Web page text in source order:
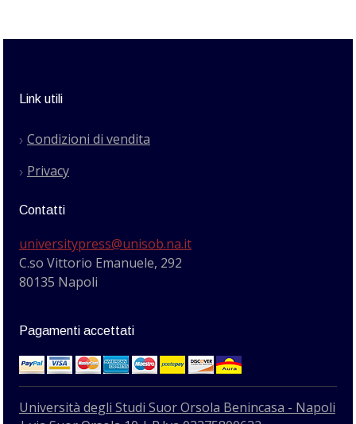
Link utili
Condizioni di vendita
Privacy
Contatti
universitypress@unisob.na.it
C.so Vittorio Emanuele, 292
80135 Napoli
Pagamenti accettati
Università degli Studi Suor Orsola Benincasa - Napoli